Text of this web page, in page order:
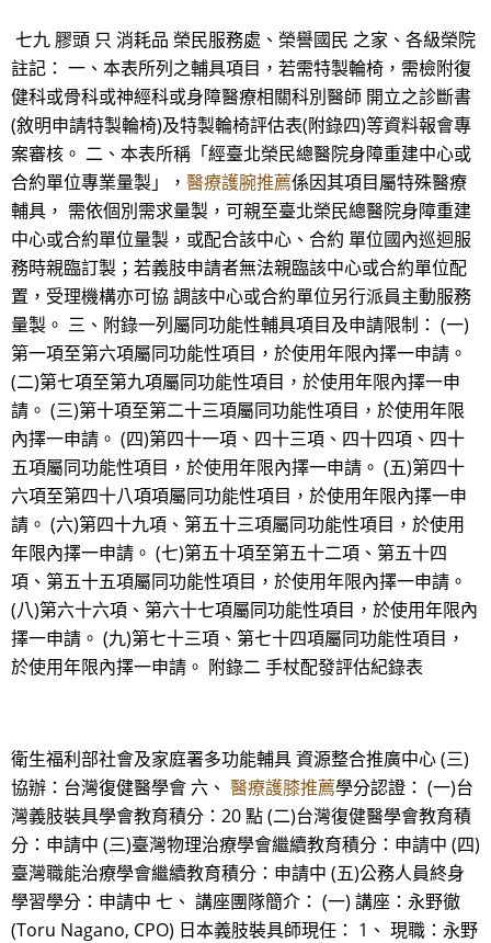
七九 膠頭 只 消耗品 榮民服務處、榮譽國民 之家、各級榮院
註記： 一、本表所列之輔具項目，若需特製輪椅，需檢附復
健科或骨科或神經科或身障醫療相關科別醫師 開立之診斷書
(敘明申請特製輪椅)及特製輪椅評估表(附錄四)等資料報會專
案審核。 二、本表所稱「經臺北榮民總醫院身障重建中心或
合約單位專業量製」， 醫療護腕推薦係因其項目屬特殊醫療
輔具， 需依個別需求量製，可親至臺北榮民總醫院身障重建
中心或合約單位量製，或配合該中心、合約 單位國內巡迴服
務時親臨訂製；若義肢申請者無法親臨該中心或合約單位配
置，受理機構亦可協 調該中心或合約單位另行派員主動服務
量製。 三、附錄一列屬同功能性輔具項目及申請限制： (一)
第一項至第六項屬同功能性項目，於使用年限內擇一申請。
(二)第七項至第九項屬同功能性項目，於使用年限內擇一申
請。 (三)第十項至第二十三項屬同功能性項目，於使用年限
內擇一申請。 (四)第四十一項、四十三項、四十四項、四十
五項屬同功能性項目，於使用年限內擇一申請。 (五)第四十
六項至第四十八項項屬同功能性項目，於使用年限內擇一申
請。 (六)第四十九項、第五十三項屬同功能性項目，於使用
年限內擇一申請。 (七)第五十項至第五十二項、第五十四
項、第五十五項屬同功能性項目，於使用年限內擇一申請。
(八)第六十六項、第六十七項屬同功能性項目，於使用年限內
擇一申請。 (九)第七十三項、第七十四項屬同功能性項目，
於使用年限內擇一申請。 附錄二 手杖配發評估紀錄表
衛生福利部社會及家庭署多功能輔具 資源整合推廣中心 (三)
協辦：台灣復健醫學會 六、 醫療護膝推薦學分認證： (一)台
灣義肢裝具學會教育積分：20 點 (二)台灣復健醫學會教育積
分：申請中 (三)臺灣物理治療學會繼續教育積分：申請中 (四)
臺灣職能治療學會繼續教育積分：申請中 (五)公務人員終身
學習學分：申請中 七、 講座團隊簡介： (一) 講座：永野徹
(Toru Nagano, CPO) 日本義肢裝具師現任： 1、 現職：永野